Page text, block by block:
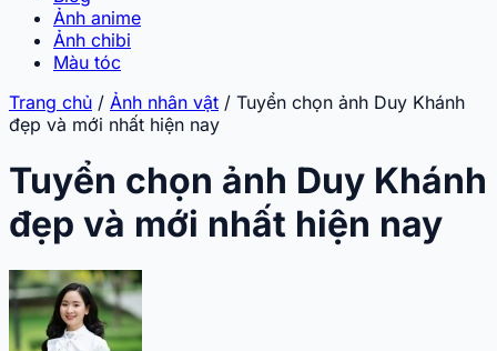
Ảnh anime
Ảnh chibi
Màu tóc
Trang chủ / Ảnh nhân vật / Tuyển chọn ảnh Duy Khánh
đẹp và mới nhất hiện nay
Tuyển chọn ảnh Duy Khánh
đẹp và mới nhất hiện nay